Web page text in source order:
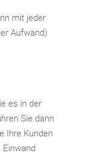
mit jeder
Aufwand)
es in der
Sie dann
Ihre Kunden
Einwand